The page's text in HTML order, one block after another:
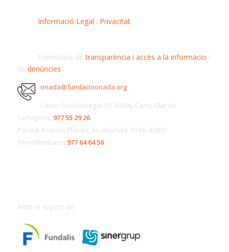
Informació Legal i Privacitat
Formularis detransparència i accès a la informacio i
de denúncies.
onada@fundacioonada.org
Carrer Riu Llobregat 10, 43006, Camp Clar de
Tarragona, 977 55 29 26
Pol.Ind. Roques Planes, Av. Altafulla 10-16, 43830
Torredembarra 977 64 64 56
Amb el suport de: